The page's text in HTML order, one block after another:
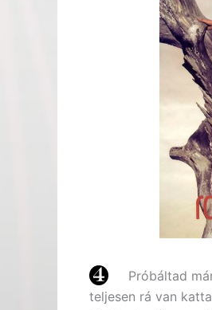
Próbáltad
teljesen rá van